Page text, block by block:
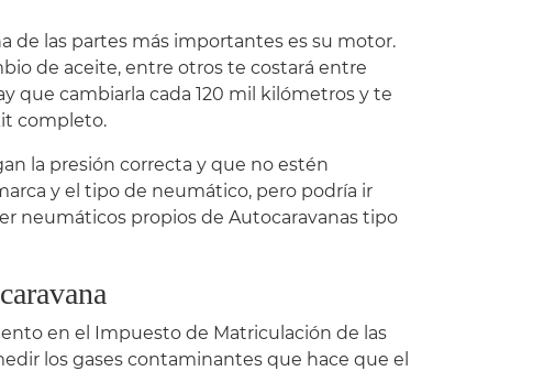
las partes más importantes es su motor.
de aceite, entre otros te costará entre
que cambiarla cada 120 mil kilómetros y te
completo.
la presión correcta y que no estén
y el tipo de neumático, pero podría ir
neumáticos propios de Autocaravanas tipo
en el Impuesto de Matriculación de las
los gases contaminantes que hace que el